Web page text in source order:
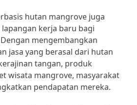
hutan mangrove juga
kerja baru bagi
mengembangkan
jasa yang berasal dari hutan
tangan, produk
wisata mangrove, masyarakat
pendapatan mereka.